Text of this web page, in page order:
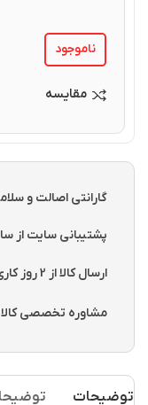
ناموجود
مقایسه
گارانتی اصالت و
پشتیبانی سایت از ساعت 11صبح
ارسال کالا از 2 روز کاری
مشاوره تخصصی
توضیحات